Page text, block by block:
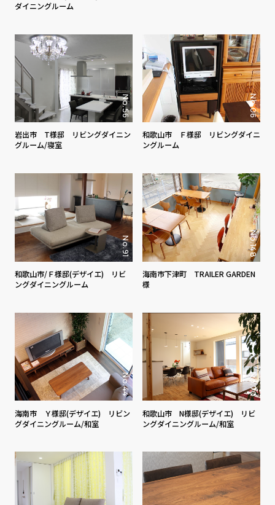
ダイニングルーム
No.56
岩出市 T様邸 リビングダイニン
グルーム/寝室
No.06
和歌山市 Ｆ様邸 リビングダイニ
ングルーム
No.91
和歌山市/Ｆ様邸(デザイエ) リビ
ングダイニングルーム
No.148
海南市下津町 TRAILER GARDEN
様
No.44
海南市 Ｙ様邸(デザイエ) リビン
グダイニングルーム/和室
No.70
和歌山市 N様邸(デザイエ) リビ
ングダイニングルーム/和室